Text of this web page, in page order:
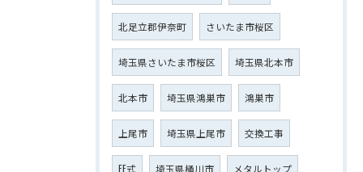
北足立郡伊奈町 さいたま市桜区
埼玉県さいたま市桜区 埼玉県北本市
北本市 埼玉県鴻巣市 鴻巣市
上尾市 埼玉県上尾市 交換工事
FF式 埼玉県桶川市 メタルトップ